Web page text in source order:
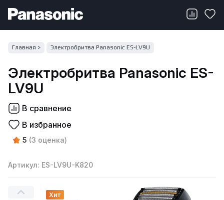
Главная > Электробритва Panasonic ES-LV9U
Электробритва Panasonic ES-
LV9U
5 (3 оценка)
В избранное
В сравнение
Артикул: ES-LV9U-K820
Хит